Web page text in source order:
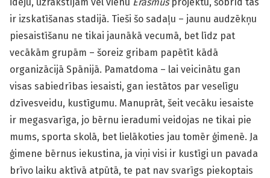
ir izskatīšanas stadijā. Tieši šo sadaļu – jaunu audzēkņu
piesaistīšanu ne tikai jaunākā vecumā, bet līdz pat
vecākām grupām – šoreiz gribam papētīt kādā
organizācijā Spānijā. Pamatdoma – lai veicinātu gan
visas sabiedrības iesaisti, gan iestātos par veselīgu
dzīvesveidu, kustīgumu. Manuprāt, šeit vecāku iesaiste
ir megasvarīga, jo bērnu ieradumi veidojas ne tikai pie
mums, sporta skolā, bet lielākoties jau tomēr ģimenē. Ja
ģimene bērnus iekustina, ja viņi visi ir kustīgi un pavada
brīvo laiku aktīvā atpūtā, te pat nav svarīgs piekoptais